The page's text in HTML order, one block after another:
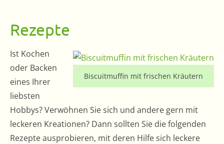
Rezepte
Biscuitmuffin mit frischen Kräutern
Ist Kochen
oder Backen
eines Ihrer
liebsten
Hobbys? Verwöhnen Sie sich und andere gern mit
leckeren Kreationen? Dann sollten Sie die folgenden
Rezepte ausprobieren, mit deren Hilfe sich leckere